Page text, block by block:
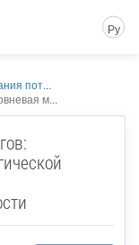
Ру
пот...
м...